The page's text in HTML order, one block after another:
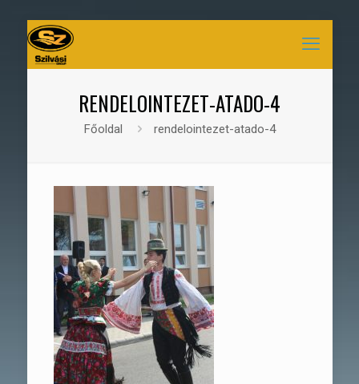
RENDELOINTEZET-ATADO-4
Főoldal rendelointezet-atado-4